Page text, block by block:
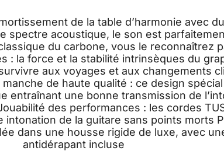
de la table d’harmonie avec
spectre acoustique, le son est
du carbone, vous le reconnaîtrez
: la force et la stabilité intrinsèques du
aux voyages et aux changements
de haute qualité : ce design
entraînant une bonne transmission de
des performances : les cordes
intonation de la guitare sans points morts
dans une housse rigide de luxe, avec
antidérapant incluse